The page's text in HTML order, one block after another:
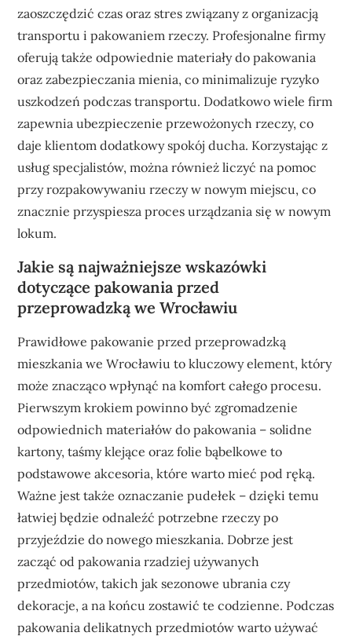
zaoszczędzić czas oraz stres związany z organizacją
transportu i pakowaniem rzeczy. Profesjonalne firmy
oferują także odpowiednie materiały do pakowania
oraz zabezpieczania mienia, co minimalizuje ryzyko
uszkodzeń podczas transportu. Dodatkowo wiele firm
zapewnia ubezpieczenie przewożonych rzeczy, co
daje klientom dodatkowy spokój ducha. Korzystając z
usług specjalistów, można również liczyć na pomoc
przy rozpakowywaniu rzeczy w nowym miejscu, co
znacznie przyspiesza proces urządzania się w nowym
lokum.
Jakie są najważniejsze wskazówki
dotyczące pakowania przed
przeprowadzką we Wrocławiu
Prawidłowe pakowanie przed przeprowadzką
mieszkania we Wrocławiu to kluczowy element, który
może znacząco wpłynąć na komfort całego procesu.
Pierwszym krokiem powinno być zgromadzenie
odpowiednich materiałów do pakowania – solidne
kartony, taśmy klejące oraz folie bąbelkowe to
podstawowe akcesoria, które warto mieć pod ręką.
Ważne jest także oznaczanie pudełek – dzięki temu
łatwiej będzie odnaleźć potrzebne rzeczy po
przyjeździe do nowego mieszkania. Dobrze jest
zacząć od pakowania rzadziej używanych
przedmiotów, takich jak sezonowe ubrania czy
dekoracje, a na końcu zostawić te codzienne. Podczas
pakowania delikatnych przedmiotów warto używać